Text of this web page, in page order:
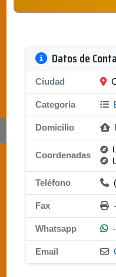
Datos de
Ciudad
Categoria
Domicilio
Coordenadas
Teléfono
Fax
Whatsapp
Email